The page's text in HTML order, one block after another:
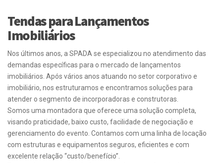
Tendas para Lançamentos
Imobiliários
Nos últimos anos, a SPADA se especializou no atendimento das
demandas específicas para o mercado de lançamentos
imobiliários. Após vários anos atuando no setor corporativo e
imobiliário, nos estruturamos e encontramos soluções para
atender o segmento de incorporadoras e construtoras.
Somos uma montadora que oferece uma solução completa,
visando praticidade, baixo custo, facilidade de negociação e
gerenciamento do evento. Contamos com uma linha de locação
com estruturas e equipamentos seguros, eficientes e com
excelente relação “custo/benefício”.